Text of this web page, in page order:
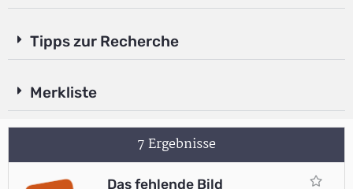
Tipps zur Recherche
Merkliste
7 Ergebnisse
Das fehlende Bild